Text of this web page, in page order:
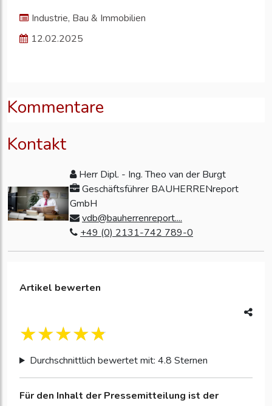
Industrie, Bau & Immobilien
12.02.2025
Kommentare
Kontakt
Herr Dipl. - Ing. Theo van der Burgt
Geschäftsführer BAUHERRENreport
GmbH
vdb@bauherrenreport....
+49 (0) 2131-742 789-0
Artikel bewerten
Durchschnittlich bewertet mit: 4.8 Sternen
Für den Inhalt der Pressemitteilung ist der